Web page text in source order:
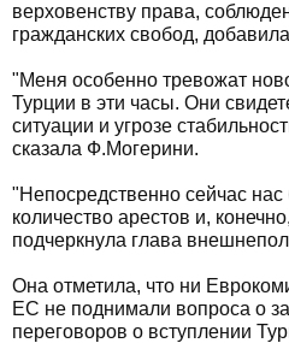
верховенству права,
гражданских свобод,
"Меня особенно тревожат
Турции в эти часы. Они
ситуации и угрозе
сказала Ф.Могерини.
"Непосредственно сейчас
количество арестов и,
подчеркнула глава
Она отметила, что ни
ЕС не поднимали вопроса о
переговоров о вступлении